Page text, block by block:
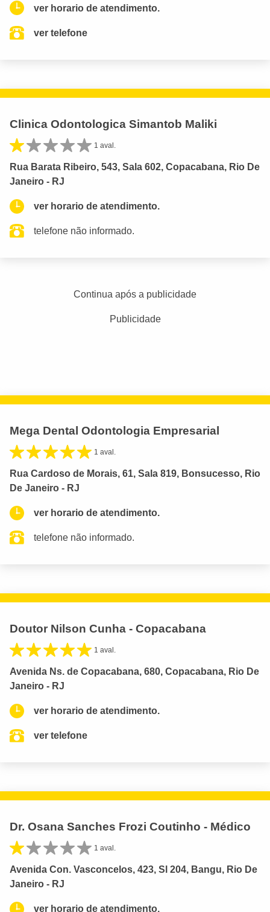
ver horario de atendimento.
ver telefone
Clinica Odontologica Simantob Maliki
1 aval.
Rua Barata Ribeiro, 543, Sala 602, Copacabana, Rio De
Janeiro - RJ
ver horario de atendimento.
telefone não informado.
Continua após a publicidade
Publicidade
Mega Dental Odontologia Empresarial
1 aval.
Rua Cardoso de Morais, 61, Sala 819, Bonsucesso, Rio
De Janeiro - RJ
ver horario de atendimento.
telefone não informado.
Doutor Nilson Cunha - Copacabana
1 aval.
Avenida Ns. de Copacabana, 680, Copacabana, Rio De
Janeiro - RJ
ver horario de atendimento.
ver telefone
Dr. Osana Sanches Frozi Coutinho - Médico
1 aval.
Avenida Con. Vasconcelos, 423, Sl 204, Bangu, Rio De
Janeiro - RJ
ver horario de atendimento.